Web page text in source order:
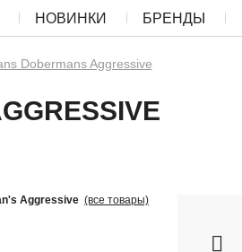
НОВИНКИ БРЕНДЫ
Dobermans Aggressive
Aggressive (все товары)